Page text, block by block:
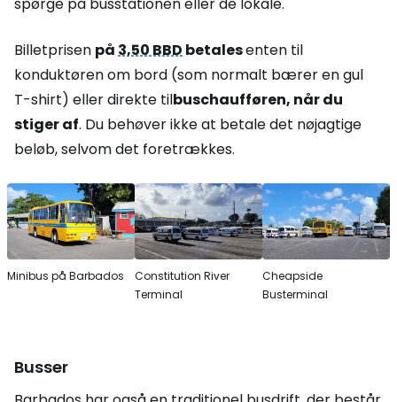
Billetprisen på3,50 BBDbetalesenten til
konduktøren om bord (som normalt bærer en gul
T-shirt) eller direkte tilbuschaufføren, når du
stiger af. Du behøver ikke at betale det nøjagtige
beløb, selvom det foretrækkes.
Minibus på Barbados
Constitution River
Terminal
Cheapside
Busterminal
Busser